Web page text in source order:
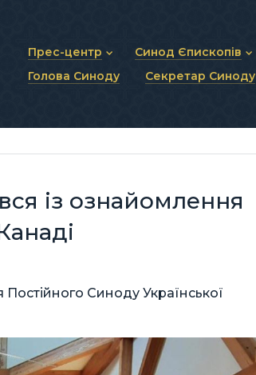
Прес-центр
Новини та анонси
Синод Єпископів
Статут Синоду
Синодальні органи
Голова Синоду Секретар Синоду
із ознайомлення
Синоду Української